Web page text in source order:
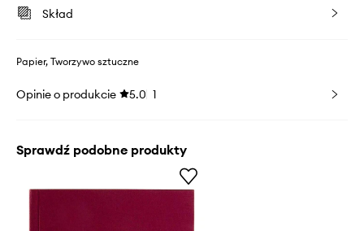
Skład
Papier, Tworzywo sztuczne
Opinie o produkcie 5.0 1
Sprawdź podobne produkty